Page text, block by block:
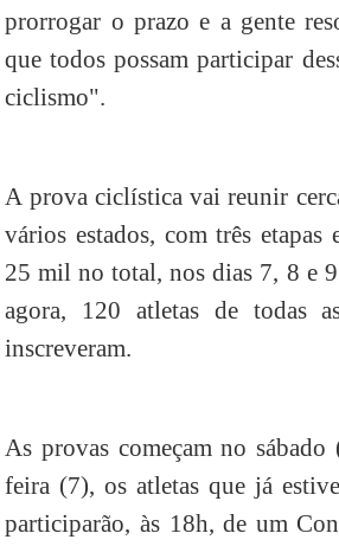
prorrogar o prazo e a gente
que todos possam participar
ciclismo".
A prova ciclística vai reunir
vários estados, com três etapas
25 mil no total, nos dias 7, 8 e
agora, 120 atletas de todas
inscreveram.
As provas começam no sábado
feira (7), os atletas que já
participarão, às 18h, de um